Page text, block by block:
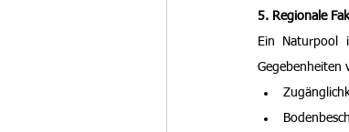
5. Regionale
Ein Naturpool
Gegebenheiten